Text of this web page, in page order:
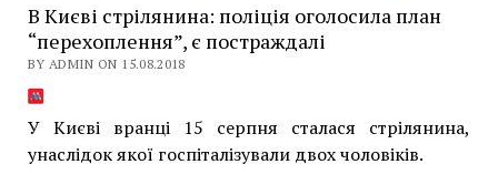
В Києві стрілянина: поліція оголосила план
“перехоплення”, є постраждалі
BY ADMIN ON 15.08.2018
У Києві вранці 15 серпня сталася стрілянина,
унаслідок якої госпіталізували двох чоловіків.